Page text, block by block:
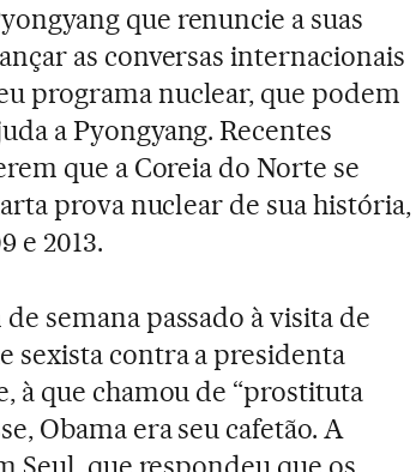
que renuncie a suas
as conversas internacionais
programa nuclear, que podem
a Pyongyang. Recentes
que a Coreia do Norte se
prova nuclear de sua história,
e 2013.
semana passado à visita de
sexista contra a presidenta
à que chamou de “prostituta
Obama era seu cafetão. A